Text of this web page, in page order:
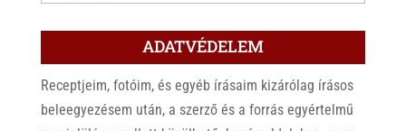
ADATVÉDELEM
Receptjeim, fotóim, és egyéb írásaim kizárólag írásos
beleegyezésem után, a szerző és a forrás egyértelmű